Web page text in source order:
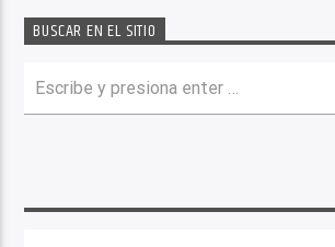
BUSCAR EN EL SITIO